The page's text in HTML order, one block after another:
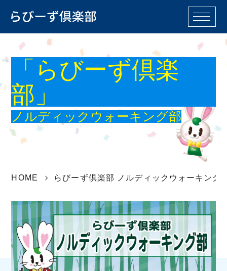
M
らびーず倶楽部TOP
らびーず各倶楽部一覧
バイクツーリング部
カラオケ部 テニス部
ゴルフ部 卓球部
カメラ部
ノルディックウォー
キング部
歴史探求＆食いだお
れ部
ボクシング部
「らびーず倶楽
部」
ノルディックウォーキング部
HOME らびーず倶楽部 ノルディックウォーキング